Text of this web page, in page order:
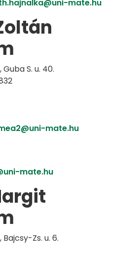
mate.hu
S. u. 40.
mate.hu
mate.hu
Zs. u. 6.